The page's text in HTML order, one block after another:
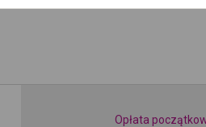
Opłata